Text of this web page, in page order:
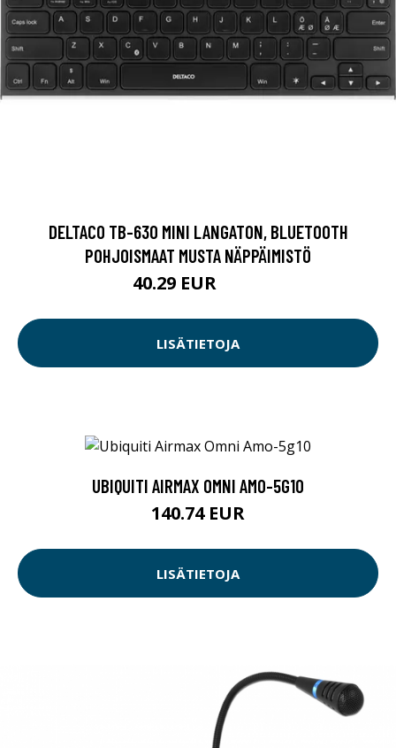
DELTACO TB-630 MINI LANGATON, BLUETOOTH
POHJOISMAAT MUSTA NÄPPÄIMISTÖ
40.29 EUR
LISÄTIETOJA
UBIQUITI AIRMAX OMNI AMO-5G10
140.74 EUR
LISÄTIETOJA